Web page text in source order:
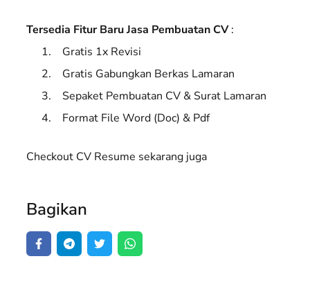
Tersedia Fitur Baru Jasa Pembuatan CV:
Gratis 1x Revisi
Gratis Gabungkan Berkas Lamaran
Sepaket Pembuatan CV & Surat Lamaran
Format File Word (Doc) & Pdf
Checkout CV Resume sekarang juga
Bagikan